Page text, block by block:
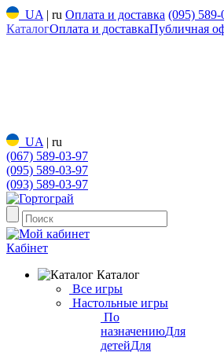
UA | ru Оплата и доставка (095) 589-
КаталогОплата и доставкаПубличная
UA | ru
(067) 589-03-97
(095) 589-03-97
(093) 589-03-97
Кабінет
Каталог
Все игры
Настольные игры
По
назначениюДля
детейДля